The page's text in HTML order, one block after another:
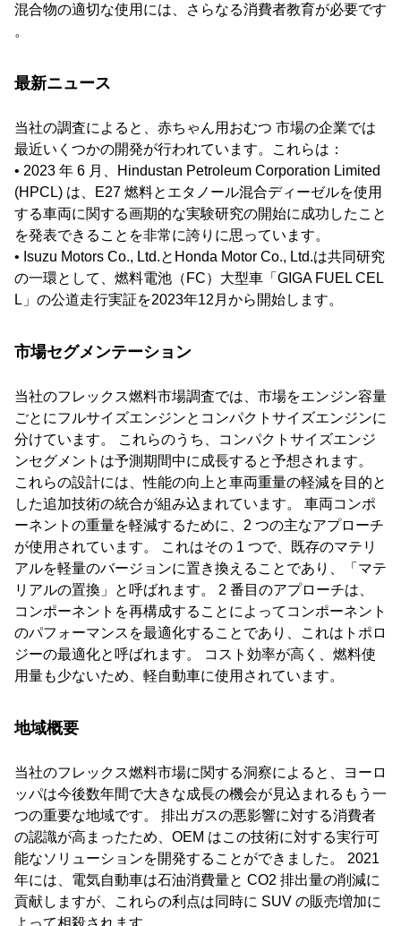
混合物の適切な使用には、さらなる消費者教育が必要です
。
最新ニュース
当社の調査によると、赤ちゃん用おむつ 市場の企業では
最近いくつかの開発が行われています。これらは：
• 2023 年 6 月、Hindustan Petroleum Corporation Limited
(HPCL) は、E27 燃料とエタノール混合ディーゼルを使用
する車両に関する画期的な実験研究の開始に成功したこと
を発表できることを非常に誇りに思っています。
• Isuzu Motors Co., Ltd.とHonda Motor Co., Ltd.は共同研究
の一環として、燃料電池（FC）大型車「GIGA FUEL CEL
L」の公道走行実証を2023年12月から開始します。
市場セグメンテーション
当社のフレックス燃料市場調査では、市場をエンジン容量
ごとにフルサイズエンジンとコンパクトサイズエンジンに
分けています。 これらのうち、コンパクトサイズエンジ
ンセグメントは予測期間中に成長すると予想されます。
これらの設計には、性能の向上と車両重量の軽減を目的と
した追加技術の統合が組み込まれています。 車両コンポ
ーネントの重量を軽減するために、2 つの主なアプローチ
が使用されています。 これはその 1 つで、既存のマテリ
アルを軽量のバージョンに置き換えることであり、「マテ
リアルの置換」と呼ばれます。 2 番目のアプローチは、
コンポーネントを再構成することによってコンポーネント
のパフォーマンスを最適化することであり、これはトポロ
ジーの最適化と呼ばれます。 コスト効率が高く、燃料使
用量も少ないため、軽自動車に使用されています。
地域概要
当社のフレックス燃料市場に関する洞察によると、ヨーロ
ッパは今後数年間で大きな成長の機会が見込まれるもう一
つの重要な地域です。 排出ガスの悪影響に対する消費者
の認識が高まったため、OEM はこの技術に対する実行可
能なソリューションを開発することができました。 2021
年には、電気自動車は石油消費量と CO2 排出量の削減に
貢献しますが、これらの利点は同時に SUV の販売増加に